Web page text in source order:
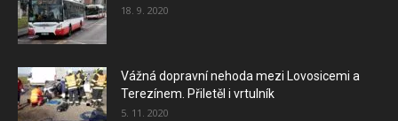
18. 9. 2020
Vážná dopravní nehoda mezi Lovosicemi a
Terezínem. Přiletěl i vrtulník
5. 11. 2020